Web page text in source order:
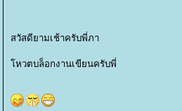
สวัสดียามเช้าครับพี่ภา
หวตบล็อกงานเขียนครับพี่